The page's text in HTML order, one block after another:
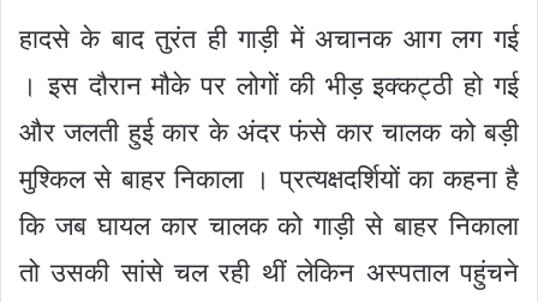
हादसे के बाद तुरंत ही गाड़ी में अचानक आग लग गई
। इस दौरान मौके पर लोगों की भीड़ इक्कट्ठी हो गई
और जलती हुई कार के अंदर फंसे कार चालक को बड़ी
मुश्किल से बाहर निकाला । प्रत्यक्षदर्शियों का कहना है
कि जब घायल कार चालक को गाड़ी से बाहर निकाला
तो उसकी सांसे चल रही थीं लेकिन अस्पताल पहुंचने